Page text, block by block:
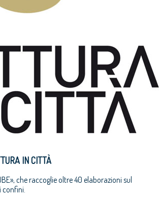
IN CITTÀ
che raccoglie oltre 40 elaborazioni sul
confini.